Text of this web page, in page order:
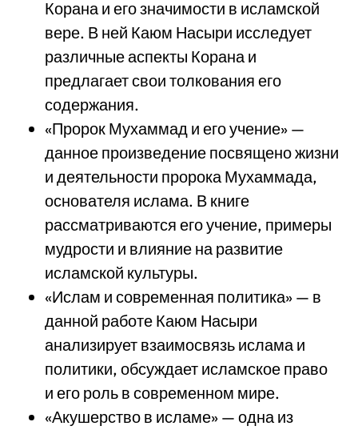
Корана и его значимости в исламской
вере. В ней Каюм Насыри исследует
различные аспекты Корана и
предлагает свои толкования его
содержания.
«Пророк Мухаммад и его учение» —
данное произведение посвящено жизни
и деятельности пророка Мухаммада,
основателя ислама. В книге
рассматриваются его учение, примеры
мудрости и влияние на развитие
исламской культуры.
«Ислам и современная политика» — в
данной работе Каюм Насыри
анализирует взаимосвязь ислама и
политики, обсуждает исламское право
и его роль в современном мире.
«Акушерство в исламе» — одна из